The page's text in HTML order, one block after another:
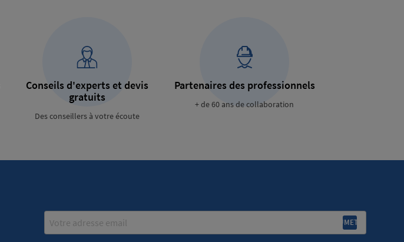
Conseils d'experts et devis
gratuits
Des conseillers à votre écoute
Partenaires des professionnels
+ de 60 ans de collaboration
Email